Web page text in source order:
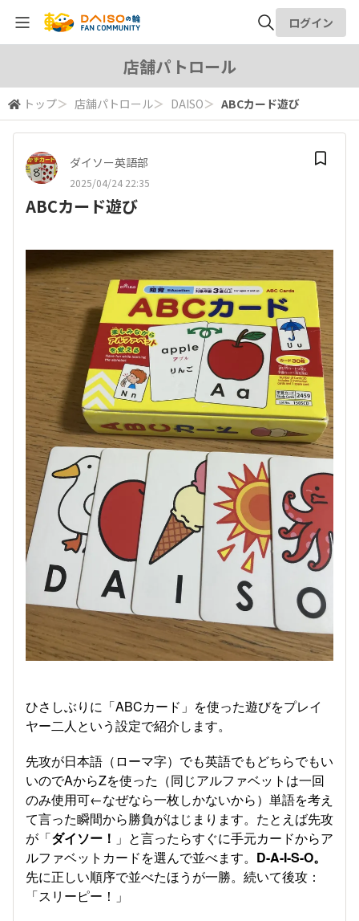
検索
ログイン
店舗パトロール
トップ＞ 店舗パトロール＞ DAISO＞ ABCカード遊び
ダイソー英語部
2025/04/24 22:35
ABCカード遊び
ひさしぶりに「ABCカード」を使った遊びをプレイ
ヤー二人という設定で紹介します。
先攻が日本語（ローマ字）でも英語でもどちらでもい
いのでAからZを使った（同じアルファベットは一回
のみ使用可←なぜなら一枚しかないから）単語を考え
て言った瞬間から勝負がはじまります。たとえば先攻
が「ダイソー！ 」と言ったらすぐに手元カードからア
ルファベットカードを選んで並べます。 D-A-I-S-O。
先に正しい順序で並べたほうが一勝。続いて後攻：
「スリーピー！」